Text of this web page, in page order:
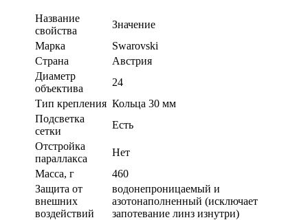
Название
свойства
Значение
Марка
Swarovski
Страна
Австрия
Диаметр
объектива
24
Тип крепления Кольца 30 мм
Подсветка
сетки
Есть
Отстройка
параллакса
Нет
Масса, г
460
Защита от
внешних
воздействий
водонепроницаемый и
азотонаполненный (исключает
запотевание линз изнутри)